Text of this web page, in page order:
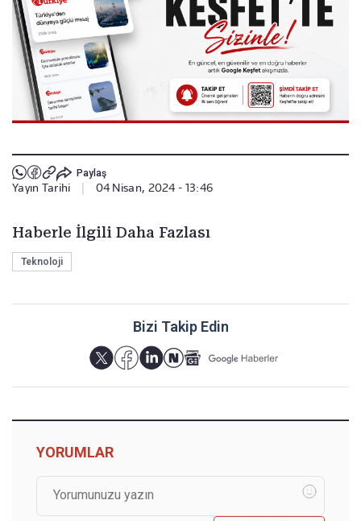
Paylaş
Yayın Tarihi 04 Nisan, 2024 - 13:46
Haberle İlgili Daha Fazlası
Teknoloji
Bizi Takip Edin
YORUMLAR